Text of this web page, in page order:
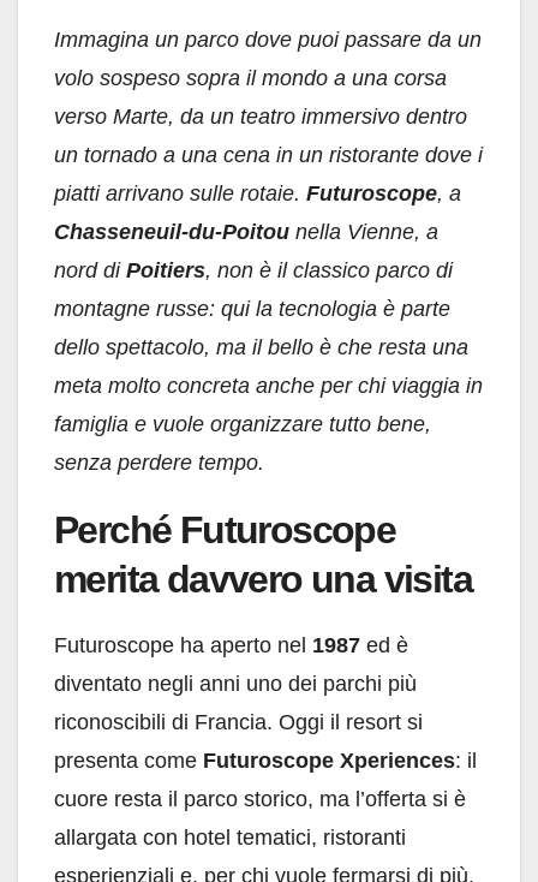
Immagina un parco dove puoi passare da un
volo sospeso sopra il mondo a una corsa
verso Marte, da un teatro immersivo dentro
un tornado a una cena in un ristorante dove i
piatti arrivano sulle rotaie. Futuroscope, a
Chasseneuil-du-Poitou nella Vienne, a
nord di Poitiers, non è il classico parco di
montagne russe: qui la tecnologia è parte
dello spettacolo, ma il bello è che resta una
meta molto concreta anche per chi viaggia in
famiglia e vuole organizzare tutto bene,
senza perdere tempo.
Perché Futuroscope
merita davvero una visita
Futuroscope ha aperto nel 1987 ed è
diventato negli anni uno dei parchi più
riconoscibili di Francia. Oggi il resort si
presenta come Futuroscope Xperiences: il
cuore resta il parco storico, ma l’offerta si è
allargata con hotel tematici, ristoranti
esperienziali e, per chi vuole fermarsi di più,